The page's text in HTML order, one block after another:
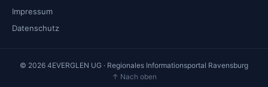
Impressum
Datenschutz
© 2026 4EVERGLEN UG · Regionales Informationsportal Ravensburg
↑ Nach oben